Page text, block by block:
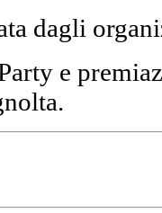
dagli
e